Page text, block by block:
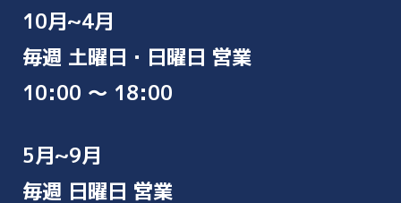
10月~4月
毎週 土曜日・日曜日 営業
10:00 ～ 18:00
5月~9月
毎週 日曜日 営業